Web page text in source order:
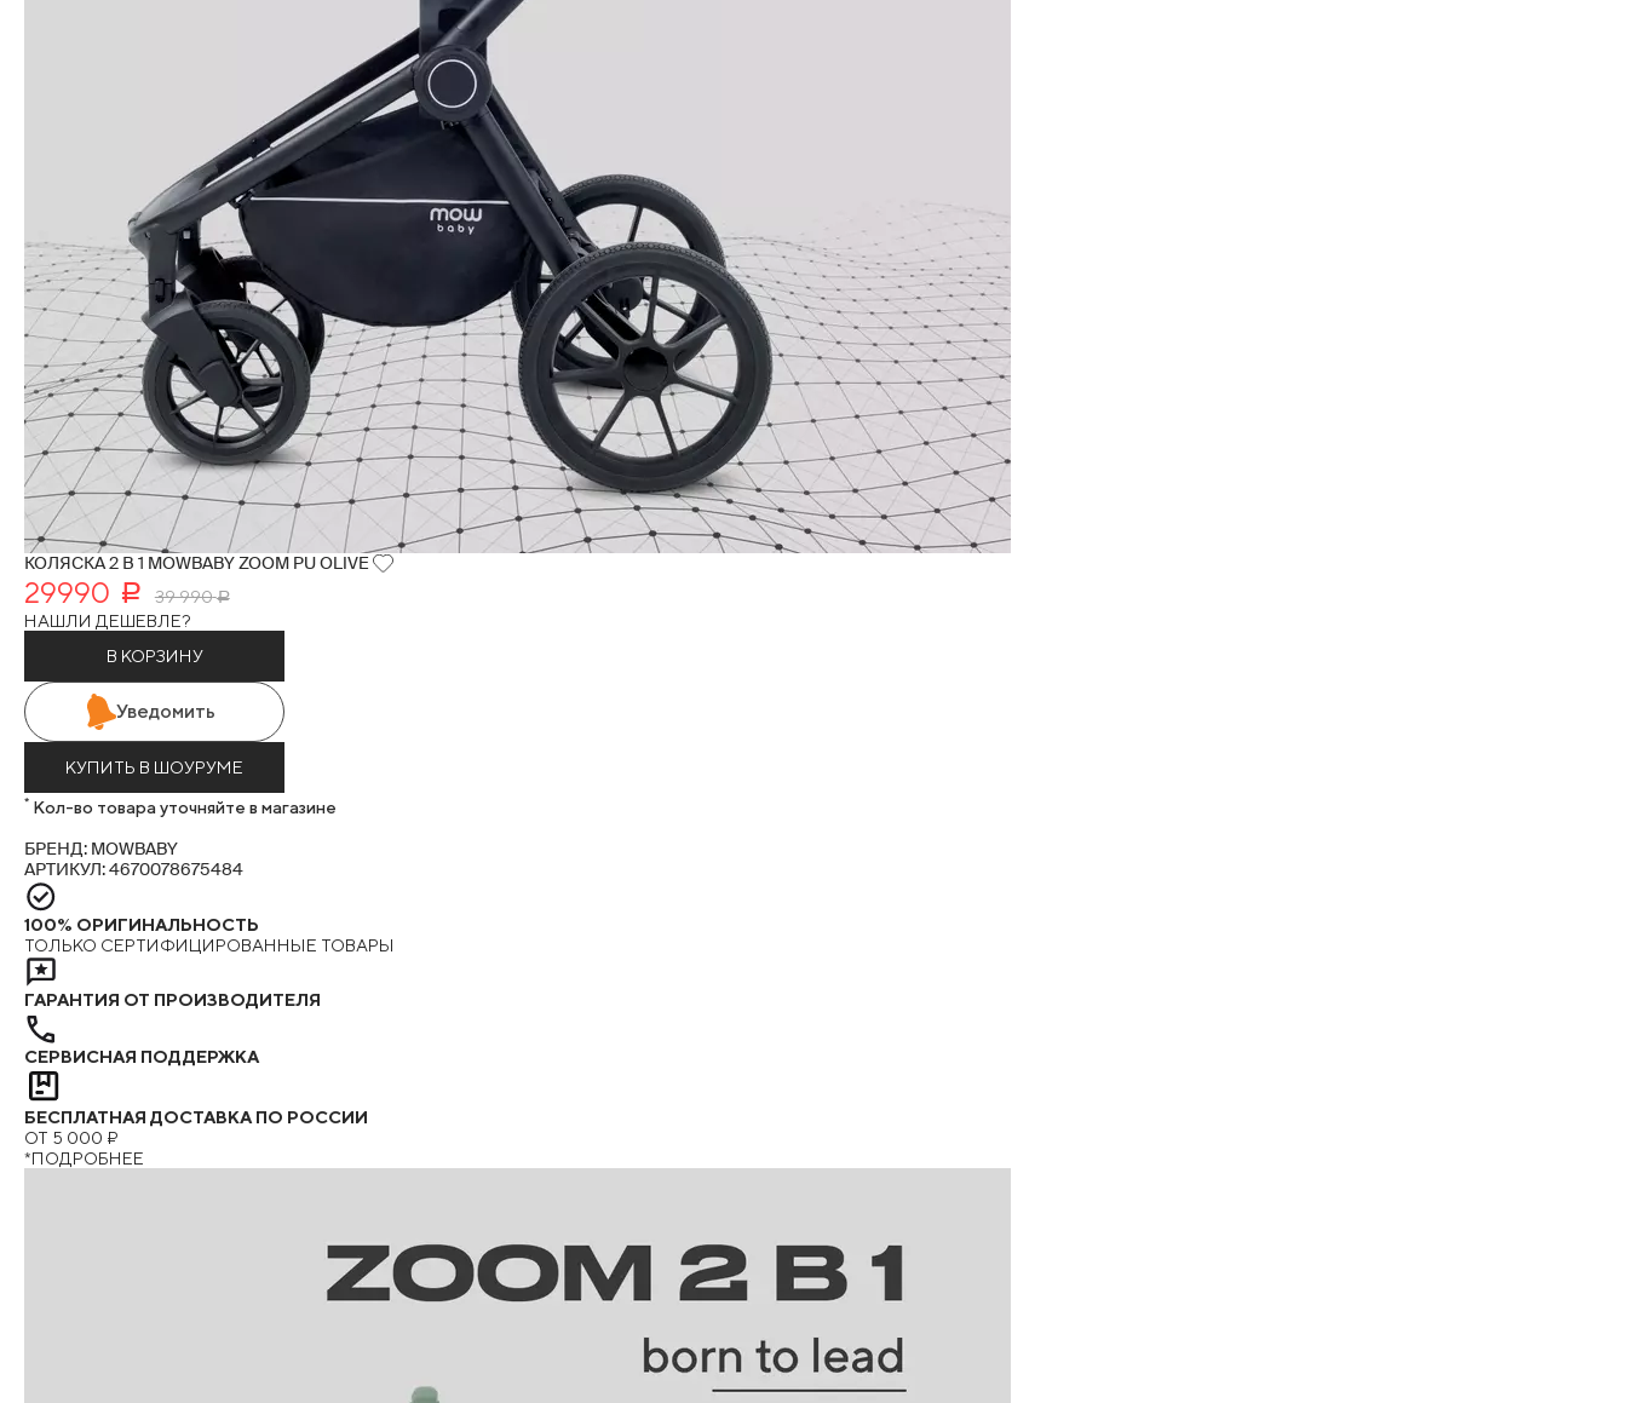
КОЛЯСКА 2 В 1 MOWBABY ZOOM PU OLIVE
29990 Р 39 990 Р
НАШЛИ ДЕШЕВЛЕ?
В КОРЗИНУ
Уведомить
КУПИТЬ В ШОУРУМЕ
* Кол-во товара уточняйте в магазине
БРЕНД: MOWBABY
АРТИКУЛ: 4670078675484
100% ОРИГИНАЛЬНОСТЬ
ТОЛЬКО СЕРТИФИЦИРОВАННЫЕ ТОВАРЫ
ГАРАНТИЯ ОТ ПРОИЗВОДИТЕЛЯ
СЕРВИСНАЯ ПОДДЕРЖКА
БЕСПЛАТНАЯ ДОСТАВКА ПО РОССИИ
ОТ 5 000 ₽
*ПОДРОБНЕЕ